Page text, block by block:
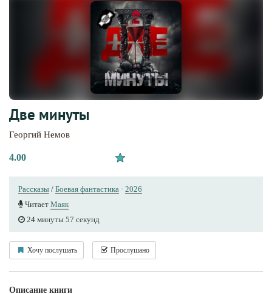
Две минуты
Георгий Немов
4.00
Рассказы / Боевая фантастика · 2026
Читает Маяк
24 минуты 57 секунд
Хочу послушать Прослушано
Описание книги